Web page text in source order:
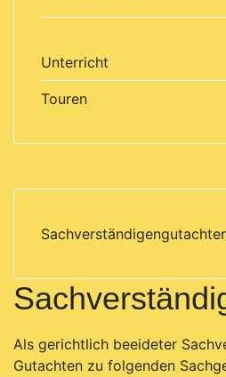
Unterricht
Touren
Als gerichtlich beeideter
Gutachten zu folgenden